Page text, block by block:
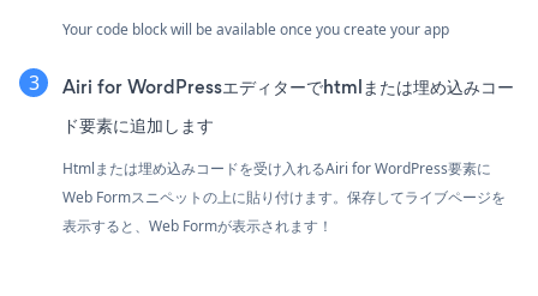
Your code block will be available once you create your app
Airi for WordPressエディターでhtmlまたは埋め込みコー
ド要素に追加します
Htmlまたは埋め込みコードを受け入れるAiri for WordPress要素に
Web Formスニペットの上に貼り付けます。保存してライブページを
表示すると、Web Formが表示されます！